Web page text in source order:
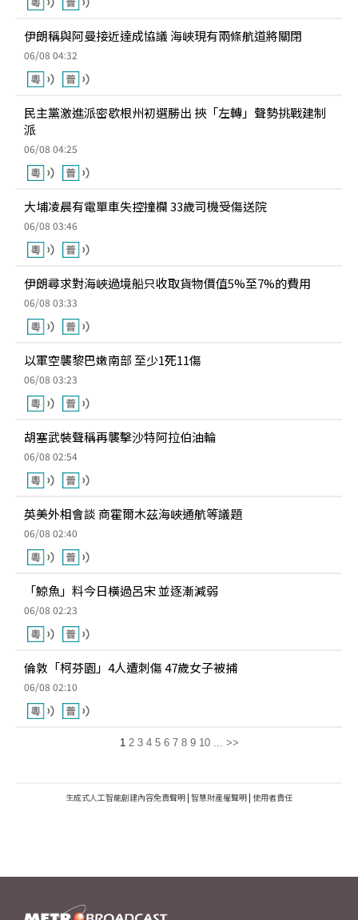
伊朗稱與阿曼接近達成協議 海峽現有兩條航道將關閉
06/08 04:32
民主黨激進派密歇根州初選勝出 挾「左轉」聲勢挑戰建制
派
06/08 04:25
大埔凌晨有電單車失控撞欄 33歲司機受傷送院
06/08 03:46
伊朗尋求對海峽過境船只收取貨物價值5%至7%的費用
06/08 03:33
以軍空襲黎巴嫩南部 至少1死11傷
06/08 03:23
胡塞武裝聲稱再襲擊沙特阿拉伯油輪
06/08 02:54
英美外相會談 商霍爾木茲海峽通航等議題
06/08 02:40
「鯨魚」料今日橫過呂宋 並逐漸減弱
06/08 02:23
倫敦「柯芬園」4人遭刺傷 47歲女子被捕
06/08 02:10
1 2 3 4 5 6 7 8 9 10 ... >>
生成式人工智能創建內容免責聲明 | 智慧財產權聲明 | 使用者責任